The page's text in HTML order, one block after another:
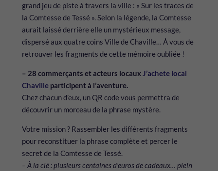
grand jeu de piste à travers la ville : « Sur les traces de
la Comtesse de Tessé ». Selon la légende, la Comtesse
aurait laissé derrière elle un mystérieux message,
dispersé aux quatre coins Ville de Chaville… À vous de
retrouver les fragments de cette mémoire oubliée !
– 28 commerçants et acteurs locaux J’achete local
Chavilleparticipent à l’aventure.
Chez chacun d’eux, un QR code vous permettra de
découvrir un morceau de la phrase mystère.
Votre mission ? Rassembler les différents fragments
pour reconstituer la phrase complète et percer le
secret de la Comtesse de Tessé.
– À la clé : plusieurs centaines d’euros de cadeaux… plein